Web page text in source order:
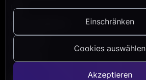
Einschränken
Cookies auswählen
Akzeptieren
Blog
Help Center
Newsletter